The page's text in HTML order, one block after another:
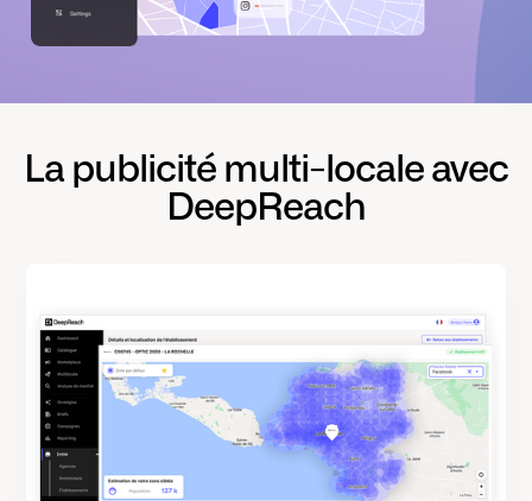
La publicité multi-locale avec
DeepReach